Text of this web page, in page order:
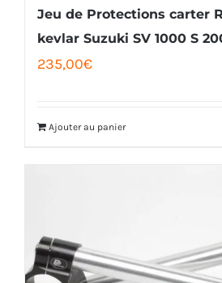
Jeu de Protections carter
kevlar Suzuki SV 1000 S
235,00€
Ajouter au panier